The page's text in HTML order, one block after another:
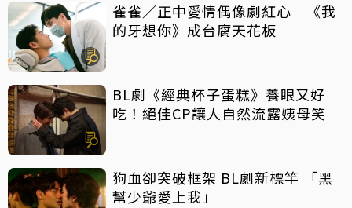
雀雀／正中愛情偶像劇紅心 《我
的牙想你》成台腐天花板
BL劇《經典杯子蛋糕》養眼又好
吃！絕佳CP讓人自然流露姨母笑
狗血卻突破框架 BL劇新標竿 「黑
幫少爺愛上我」